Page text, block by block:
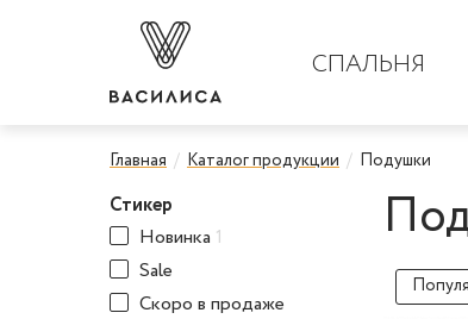
СПАЛЬНЯ
Главная Каталог продукции Подушки
Стикер
Новинка 1
Sale
Скоро в продаже